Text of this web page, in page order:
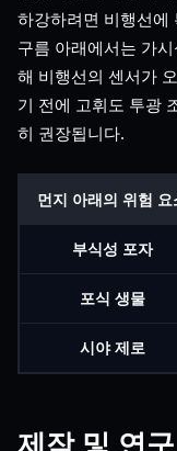
하강하려면 비행선에
구름 아래에서는 가
해 비행선의 센서가
기 전에 고휘도 투광
히 권장됩니다.
먼지 아래의 위험 요
부식성 포자
포식 생물
시야 제로